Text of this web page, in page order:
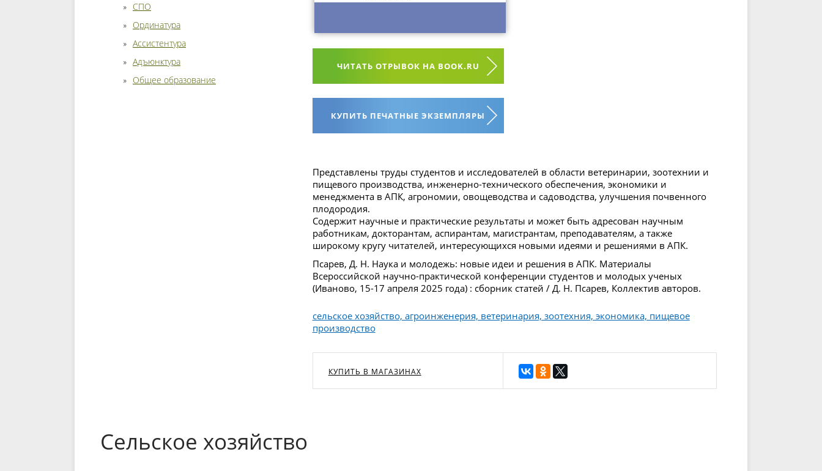
СПО
Ординатура
Ассистентура
Адъюнктура
Общее образование
ЧИТАТЬ ОТРЫВОК НА BOOK.RU
КУПИТЬ ПЕЧАТНЫЕ ЭКЗЕМПЛЯРЫ
Представлены труды студентов и исследователей в области ветеринарии, зоотехнии и
пищевого производства, инженерно-технического обеспечения, экономики и
менеджмента в АПК, агрономии, овощеводства и садоводства, улучшения почвенного
плодородия.
Содержит научные и практические результаты и может быть адресован научным
работникам, докторантам, аспирантам, магистрантам, преподавателям, а также
широкому кругу читателей, интересующихся новыми идеями и решениями в АПК.
Псарев, Д. Н. Наука и молодежь: новые идеи и решения в АПК. Материалы
Всероссийской научно-практической конференции студентов и молодых ученых
(Иваново, 15-17 апреля 2025 года) : сборник статей / Д. Н. Псарев, Коллектив авторов.
сельское хозяйство, агроинженерия, ветеринария, зоотехния, экономика, пищевое
производство
КУПИТЬ В МАГАЗИНАХ
Сельское хозяйство